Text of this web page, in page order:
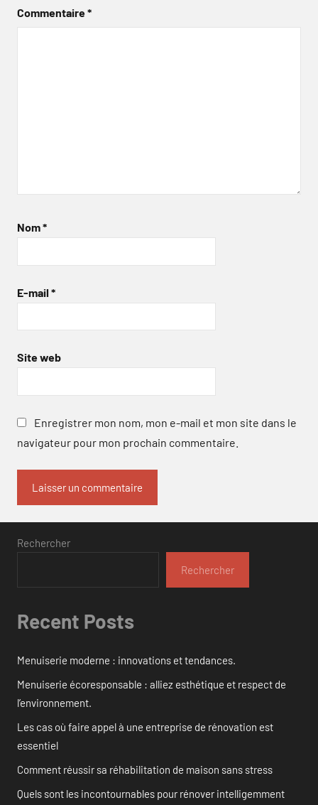
Commentaire*
Nom*
E-mail *
Site web
Enregistrer mon nom, mon e-mail et mon site dans le
navigateur pour mon prochain commentaire.
Rechercher
Rechercher
Recent Posts
Menuiserie moderne : innovations et tendances.
Menuiserie écoresponsable : alliez esthétique et respect de
l’environnement.
Les cas où faire appel à une entreprise de rénovation est
essentiel
Comment réussir sa réhabilitation de maison sans stress
Quels sont les incontournables pour rénover intelligemment